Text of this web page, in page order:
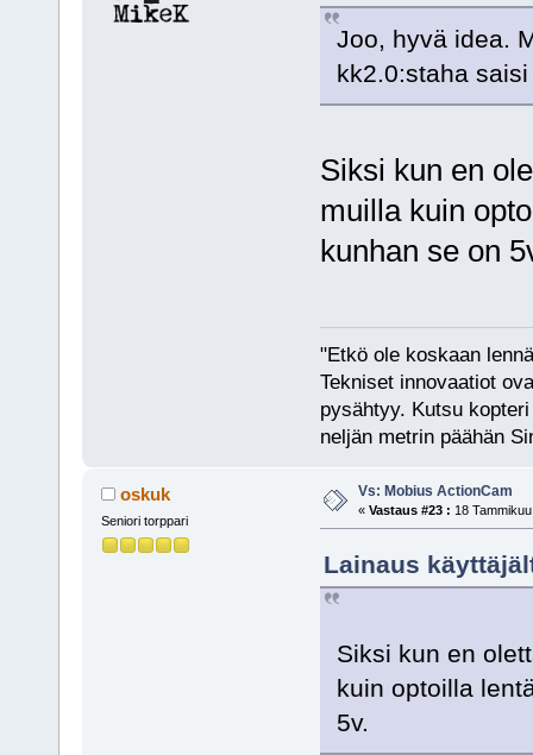
Joo, hyvä idea.
kk2.0:staha
Siksi kun en
muilla kuin
kunhan se on
"Etkö ole koskaan
Tekniset innovaatiot
pysähtyy. Kutsu
neljän metrin päähän
oskuk
Seniori torppari
Vs: Mobius ActionCam
« Vastaus #23 : 18
Lainaus
Siksi kun en
kuin optoilla
5v.